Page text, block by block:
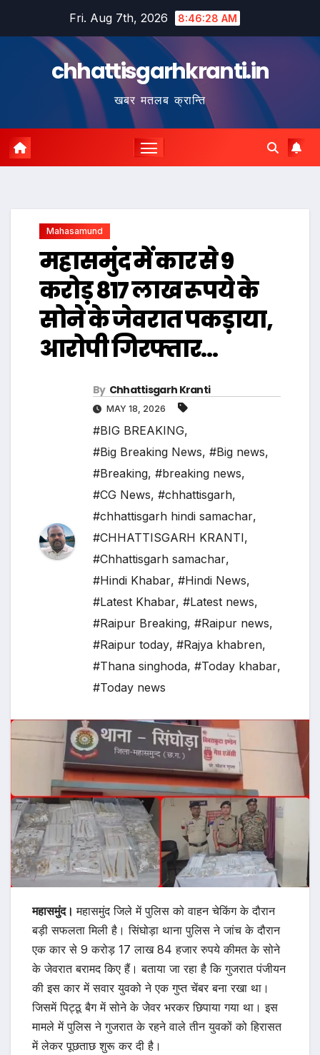
Fri. Aug 7th, 2026 8:46:29 AM
chhattisgarhkranti.in
खबर मतलब क्रान्ति
Mahasamund
महासमुंद में कार से 9
करोड़ 817 लाख रूपये के
सोने के जेवरात पकड़ाया,
आरोपी गिरफ्तार…
By Chhattisgarh Kranti
MAY 18, 2026
#BIG BREAKING,
#Big Breaking News, #Big news,
#Breaking, #breaking news,
#CG News, #chhattisgarh,
#chhattisgarh hindi samachar,
#CHHATTISGARH KRANTI,
#Chhattisgarh samachar,
#Hindi Khabar, #Hindi News,
#Latest Khabar, #Latest news,
#Raipur Breaking, #Raipur news,
#Raipur today, #Rajya khabren,
#Thana singhoda, #Today khabar,
#Today news
महासमुंद।महासमुंद जिले में पुलिस को वाहन चेकिंग के दौरान
बड़ी सफलता मिली है। सिंघोड़ा थाना पुलिस ने जांच के दौरान
एक कार से 9 करोड़ 17 लाख 84 हजार रुपये कीमत के सोने
के जेवरात बरामद किए हैं। बताया जा रहा है कि गुजरात पंजीयन
की इस कार में सवार युवको ने एक गुप्त चेंबर बना रखा था।
जिसमें पिट्ठू बैग में सोने के जेेवर भरकर छिपाया गया था। इस
मामले में पुलिस ने गुजरात के रहने वाले तीन युवकों को हिरासत
में लेकर पूछताछ शुरू कर दी है।